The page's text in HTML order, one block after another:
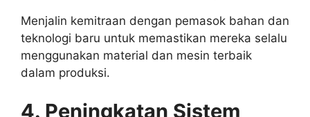
Menjalin kemitraan dengan pemasok bahan dan
teknologi baru untuk memastikan mereka selalu
menggunakan material dan mesin terbaik
dalam produksi.
4. Peningkatan Sistem